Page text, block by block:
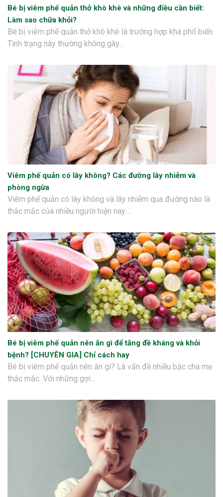
Bé bị viêm phế quản thở khò khè và những điều cần biết:
Làm sao chữa khỏi?
Bé bị viêm phế quản thở khò khè là trường hợp khá phổ biến.
Tình trạng này thường không gây…
Viêm phế quản có lây không? Các đường lây nhiễm và
phòng ngừa
Viêm phế quản có lây không và lây nhiễm qua đường nào là
thắc mắc của nhiều người hiện nay.…
Bé bị viêm phế quản nên ăn gì để tăng đề kháng và khỏi
bệnh? [CHUYÊN GIA] Chỉ cách hay
Bé bị viêm phế quản nên ăn gì? Là vấn đề nhiều bậc cha mẹ
thắc mắc. Với những gợi…